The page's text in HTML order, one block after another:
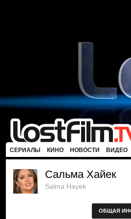
СЕРИАЛЫ КИНО НОВОСТИ ВИДЕО
Сальма Хайек
Salma Hayek
ОБЩАЯ